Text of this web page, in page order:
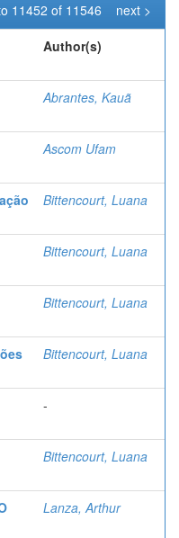
11452 of 11546
next >
Author(s)
Abrantes, Kauã
Ascom Ufam
Bittencourt, Luana
Bittencourt, Luana
Bittencourt, Luana
Bittencourt, Luana
-
Bittencourt, Luana
Lanza, Arthur